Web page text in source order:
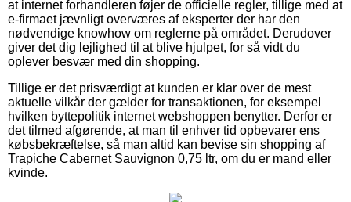
at internet forhandleren føjer de officielle regler, tillige med at
e-firmaet jævnligt overværes af eksperter der har den
nødvendige knowhow om reglerne på området. Derudover
giver det dig lejlighed til at blive hjulpet, for så vidt du
oplever besvær med din shopping.
Tillige er det prisværdigt at kunden er klar over de mest
aktuelle vilkår der gælder for transaktionen, for eksempel
hvilken byttepolitik internet webshoppen benytter. Derfor er
det tilmed afgørende, at man til enhver tid opbevarer ens
købsbekræftelse, så man altid kan bevise sin shopping af
Trapiche Cabernet Sauvignon 0,75 ltr, om du er mand eller
kvinde.